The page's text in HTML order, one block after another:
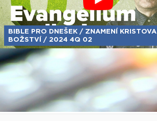
BIBLE PRO DNEŠEK / ZNAMENÍ KRISTOVA
BOŽSTVÍ / 2024 4Q 02